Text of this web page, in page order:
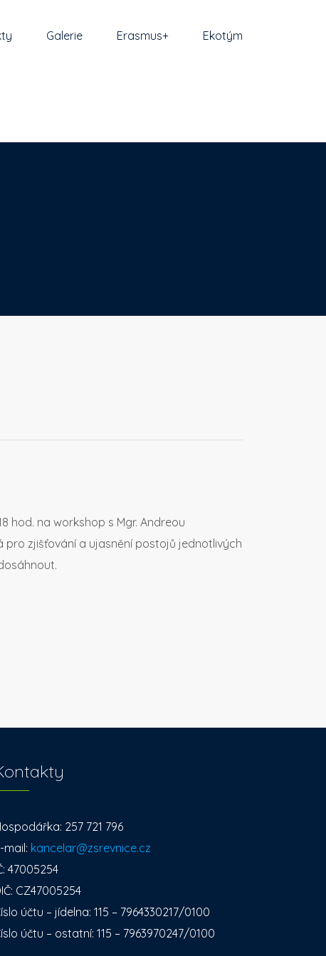
Galerie Erasmus+ Ekotým
hod. na workshop s Mgr. Andreou
pro zjišťování a ujasnění postojů jednotlivých
257 721 796
mail: kancelar@zsrevnice.cz
47005254
CZ47005254
účtu – jídelna: 115 – 7964330217/0100
účtu – ostatní: 115 – 7963970247/0100